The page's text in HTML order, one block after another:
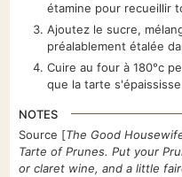
étamine pour recueillir
Ajoutez le sucre,
préalablement étalée
Cuire au four à 180°c
que la tarte
NOTES
Source [The Good
Tarte of Prunes. Put your
or claret wine, and a little